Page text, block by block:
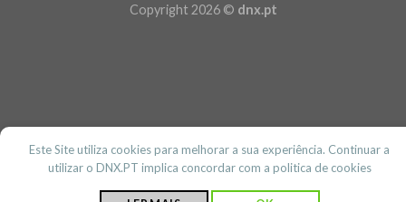
Copyright 2026 © dnx.pt
Este Site utiliza cookies para melhorar a sua experiência. Continuar a
utilizar o DNX.PT implica concordar com a politica de cookies